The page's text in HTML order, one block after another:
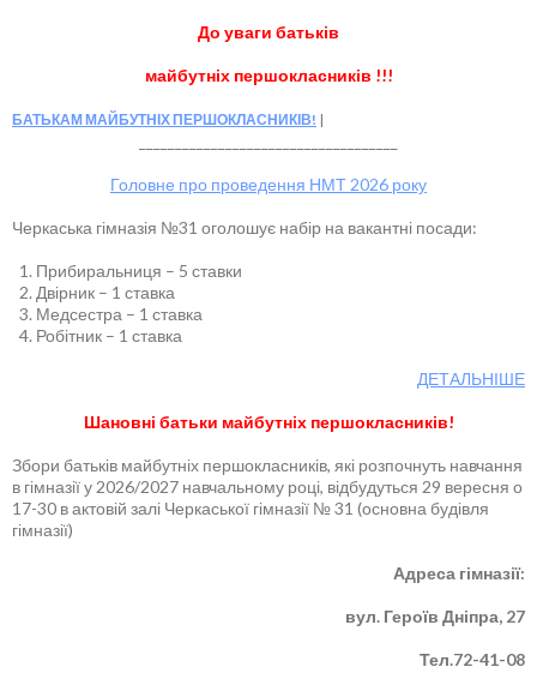
До уваги батьків
майбутніх першокласників !!!
БАТЬКАМ МАЙБУТНІХ ПЕРШОКЛАСНИКІВ!
Головне про проведення НМТ 2026 року
Черкаська гімназія №31 оголошує набір на вакантні посади:
Прибиральниця – 5 ставки
Двірник – 1 ставка
Медсестра – 1 ставка
Робітник – 1 ставка
ДЕТАЛЬНІШЕ
Шановні батьки майбутніх першокласників!
Збори батьків майбутніх першокласників, які розпочнуть навчання
в гімназії у 2026/2027 навчальному році, відбудуться 29 вересня о
17-30 в актовій залі Черкаської гімназії № 31 (основна будівля
гімназії)
Адреса гімназії:
вул. Героїв Дніпра, 27
Тел.72-41-08